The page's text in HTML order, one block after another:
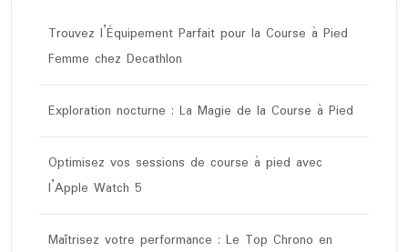
Trouvez l’Équipement Parfait pour la Course à Pied
Femme chez Decathlon
Exploration nocturne : La Magie de la Course à Pied
Optimisez vos sessions de course à pied avec
l’Apple Watch 5
Maîtrisez votre performance : Le Top Chrono en